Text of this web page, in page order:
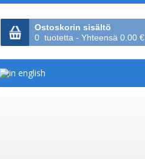
Ostoskorin sisältö
0 tuotetta - Yhteensä 0.00 €